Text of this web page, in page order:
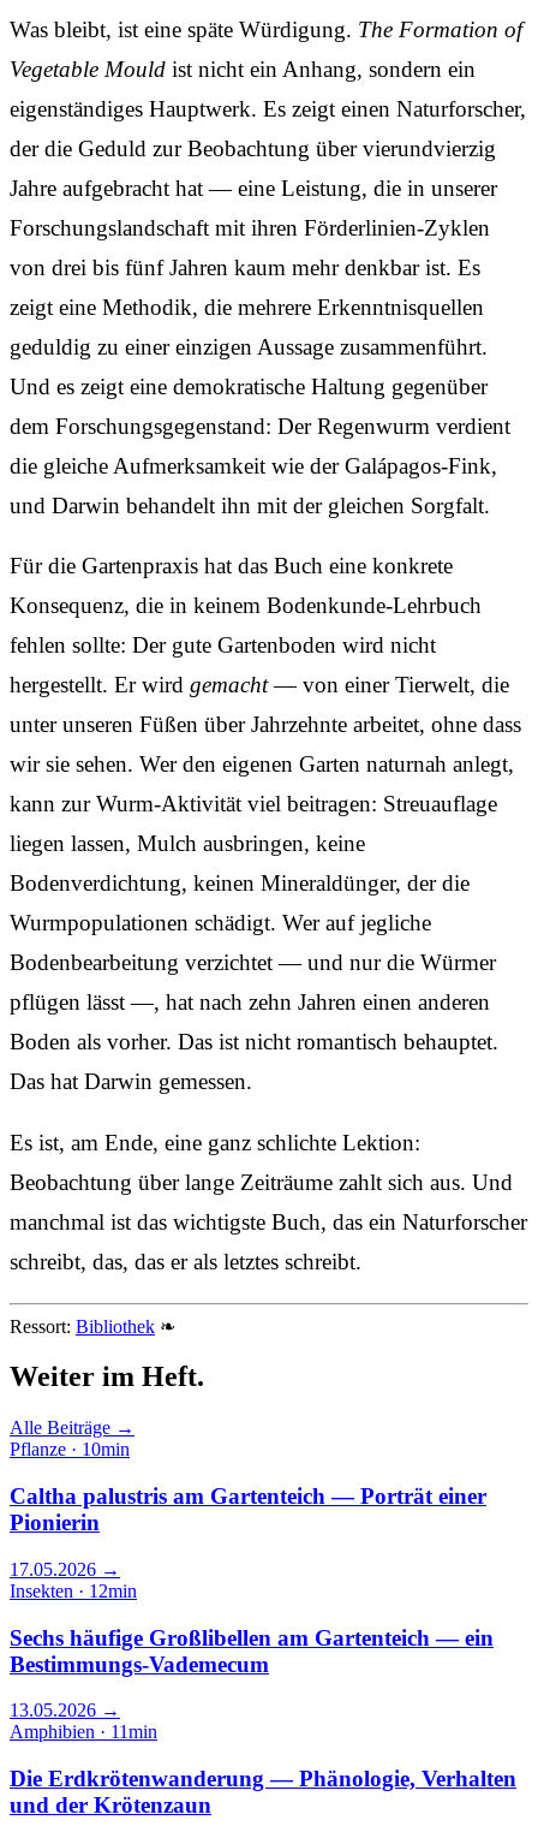
Was bleibt, ist eine späte Würdigung. The Formation of
Vegetable Mould ist nicht ein Anhang, sondern ein
eigenständiges Hauptwerk. Es zeigt einen Naturforscher,
der die Geduld zur Beobachtung über vierundvierzig
Jahre aufgebracht hat — eine Leistung, die in unserer
Forschungslandschaft mit ihren Förderlinien-Zyklen
von drei bis fünf Jahren kaum mehr denkbar ist. Es
zeigt eine Methodik, die mehrere Erkenntnisquellen
geduldig zu einer einzigen Aussage zusammenführt.
Und es zeigt eine demokratische Haltung gegenüber
dem Forschungsgegenstand: Der Regenwurm verdient
die gleiche Aufmerksamkeit wie der Galápagos-Fink,
und Darwin behandelt ihn mit der gleichen Sorgfalt.
Für die Gartenpraxis hat das Buch eine konkrete
Konsequenz, die in keinem Bodenkunde-Lehrbuch
fehlen sollte: Der gute Gartenboden wird nicht
hergestellt. Er wird gemacht— von einer Tierwelt, die
unter unseren Füßen über Jahrzehnte arbeitet, ohne dass
wir sie sehen. Wer den eigenen Garten naturnah anlegt,
kann zur Wurm-Aktivität viel beitragen: Streuauflage
liegen lassen, Mulch ausbringen, keine
Bodenverdichtung, keinen Mineraldünger, der die
Wurmpopulationen schädigt. Wer auf jegliche
Bodenbearbeitung verzichtet — und nur die Würmer
pflügen lässt —, hat nach zehn Jahren einen anderen
Boden als vorher. Das ist nicht romantisch behauptet.
Das hat Darwin gemessen.
Es ist, am Ende, eine ganz schlichte Lektion:
Beobachtung über lange Zeiträume zahlt sich aus. Und
manchmal ist das wichtigste Buch, das ein Naturforscher
schreibt, das, das er als letztes schreibt.
Ressort: Bibliothek ❧
Weiter im Heft.
Alle Beiträge →
Pflanze · 10min
Caltha palustris am Gartenteich — Porträt einer
Pionierin
17.05.2026 →
Insekten · 12min
Sechs häufige Großlibellen am Gartenteich — ein
Bestimmungs-Vademecum
13.05.2026 →
Amphibien · 11min
Die Erdkrötenwanderung — Phänologie, Verhalten
und der Krötenzaun